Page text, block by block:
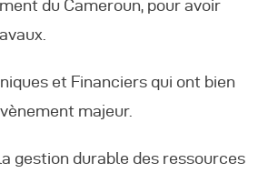
du Cameroun, pour avoir
et Financiers qui ont bien
majeur.
gestion durable des ressources